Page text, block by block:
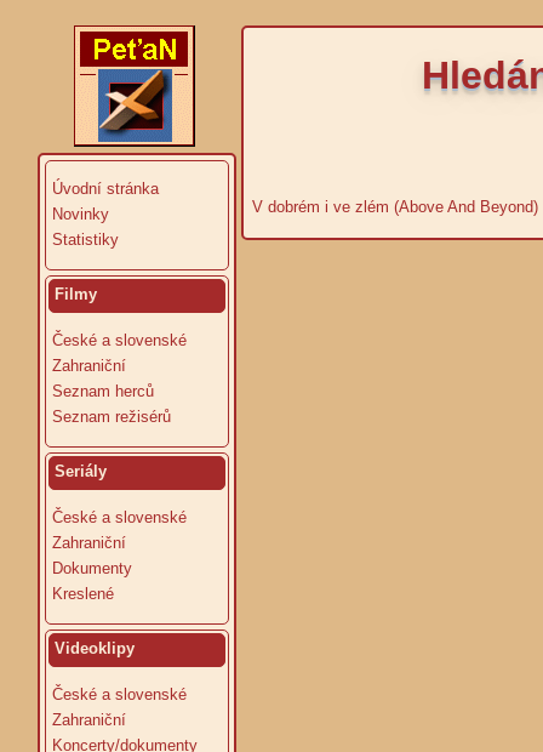
Úvodní stránka
Novinky
Statistiky
Filmy
České a slovenské
Zahraniční
Seznam herců
Seznam režisérů
Seriály
České a slovenské
Zahraniční
Dokumenty
Kreslené
Videoklipy
České a slovenské
Zahraniční
Koncerty/dokumenty
V dobrém i ve zlém (Above And Beyond)